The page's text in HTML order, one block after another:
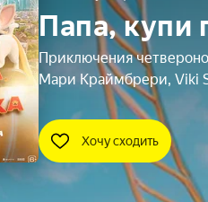
Папа, купи
Приключения
Мари Краймбрери, Viki
Хочу сходить